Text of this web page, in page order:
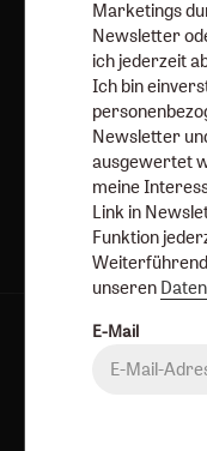
AGB und
Marketings
Newsletter
ich jederzeit
Ich bin
Newsletter
ausgewertet
meine
Link in
Funktion
unseren
E-Mail